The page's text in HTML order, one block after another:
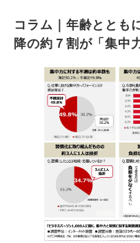
コラム｜年齢ととも
降の約７割が「集中